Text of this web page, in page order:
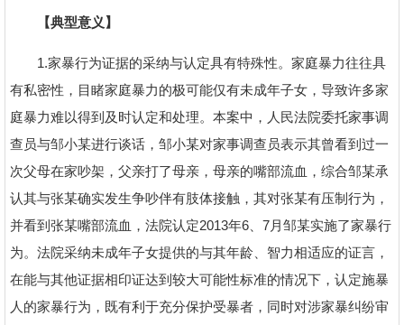
【典型意义】
1.家暴行为证据的采纳与认定具有特殊性。家庭暴力往往具
有私密性，目睹家庭暴力的极可能仅有未成年子女，导致许多家
庭暴力难以得到及时认定和处理。本案中，人民法院委托家事调
查员与邹小某进行谈话，邹小某对家事调查员表示其曾看到过一
次父母在家吵架，父亲打了母亲，母亲的嘴部流血，综合邹某承
认其与张某确实发生争吵伴有肢体接触，其对张某有压制行为，
并看到张某嘴部流血，法院认定2013年6、7月邹某实施了家暴行
为。法院采纳未成年子女提供的与其年龄、智力相适应的证言，
在能与其他证据相印证达到较大可能性标准的情况下，认定施暴
人的家暴行为，既有利于充分保护受暴者，同时对涉家暴纠纷审